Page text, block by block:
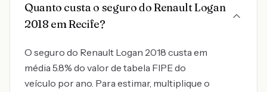
Quanto custa o seguro do Renault Logan
2018 em Recife?
O seguro do Renault Logan 2018 custa em
média 5.8% do valor de tabela FIPE do
veículo por ano. Para estimar, multiplique o